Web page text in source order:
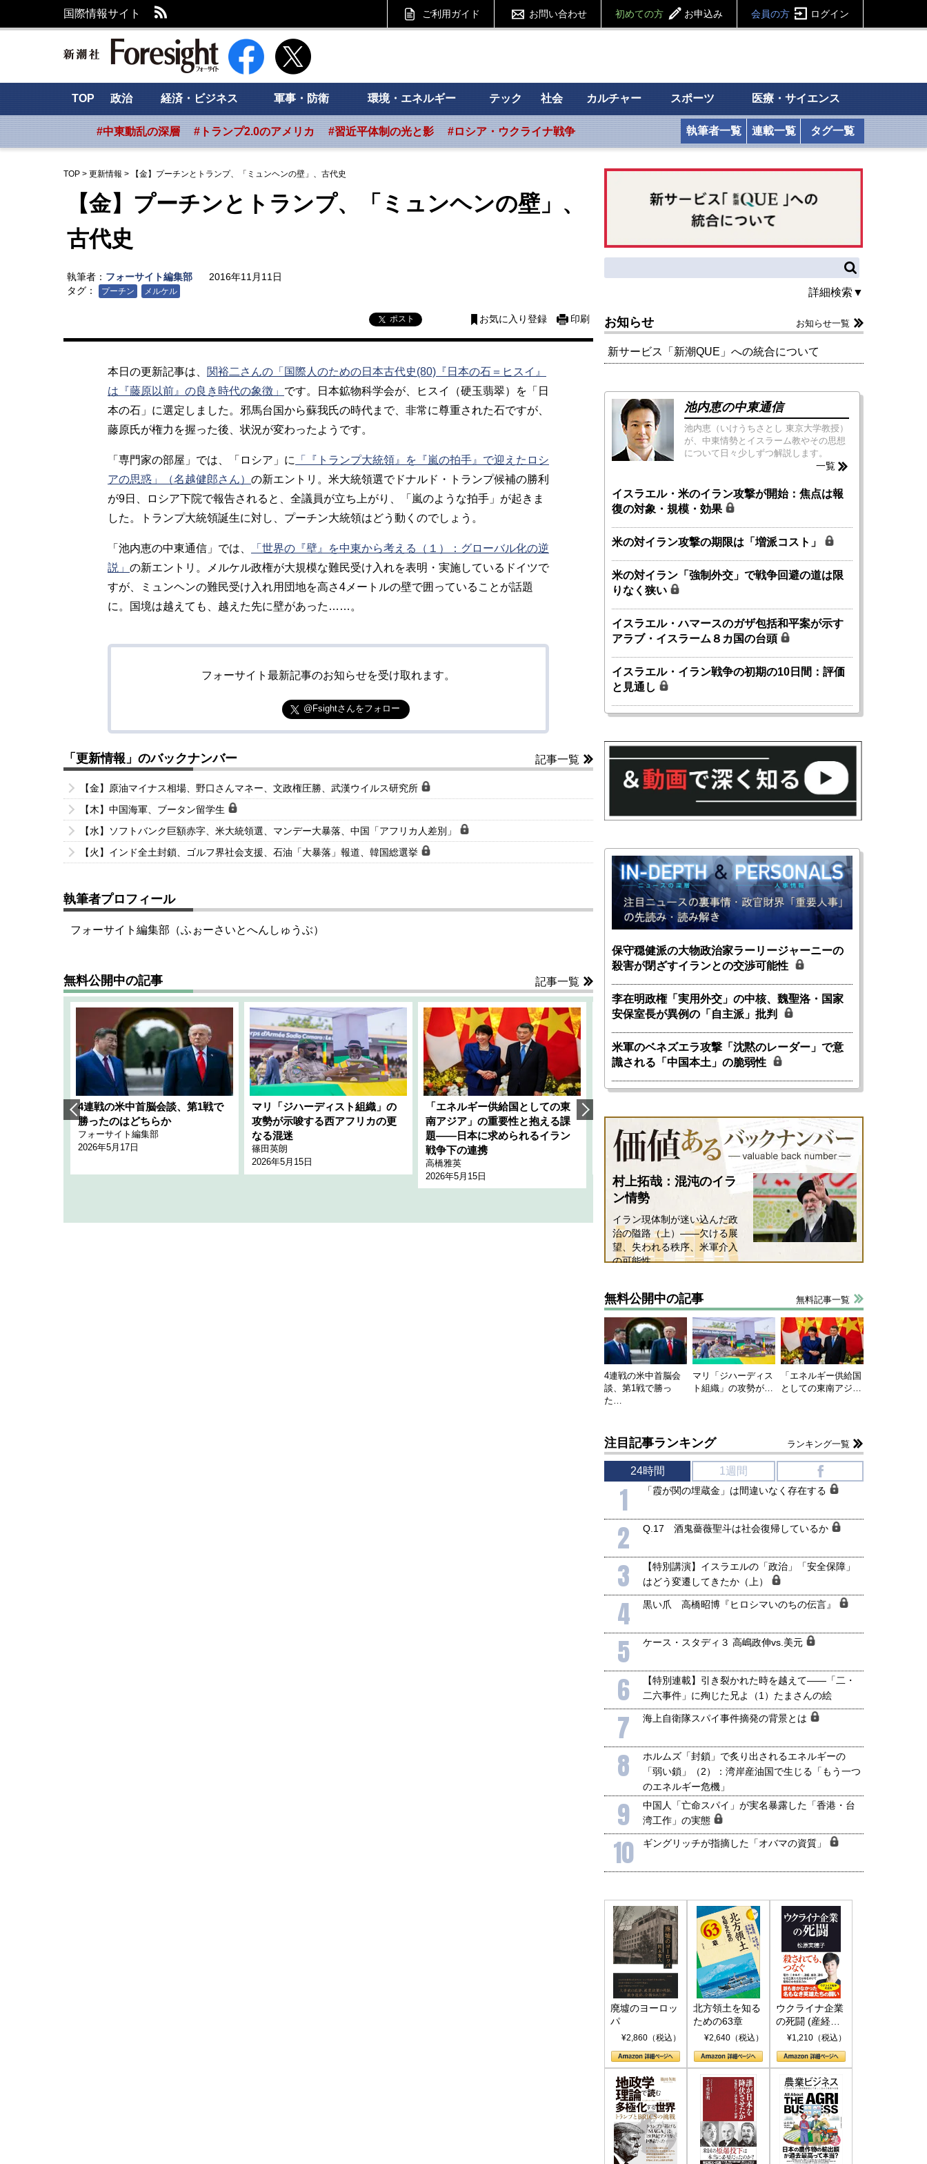
国際情報サイト ご利用ガイド お問い合わせ 初めての方 お申込み 会員の方 ログイン
新潮社 Foresight フォーサイト
TOP 政治 経済・ビジネス 軍事・防衛 環境・エネルギー テック 社会 カルチャー スポーツ 医療・サイエンス
#中東動乱の深層 #トランプ2.0のアメリカ #習近平体制の光と影 #ロシア・ウクライナ戦争 執筆者一覧 連載一覧 タグ一覧
TOP > 更新情報 > 【金】プーチンとトランプ、「ミュンヘンの壁」、古代史
【金】プーチンとトランプ、「ミュンヘンの壁」、
古代史
執筆者： フォーサイト編集部
2016年11月11日
タグ：
プーチン メルケル
ポスト お気に入り登録 印刷
本日の更新記事は、 関裕二さんの「国際人のための日本古代史(80)『日本の石＝ヒスイ』
は『藤原以前』の良き時代の象徴」 です。日本鉱物科学会が、ヒスイ（硬玉翡翠）を「日
本の石」に選定しました。邪馬台国から蘇我氏の時代まで、非常に尊重された石ですが、
藤原氏が権力を握った後、状況が変わったようです。
「専門家の部屋」では、「ロシア」に
「『トランプ大統領』を『嵐の拍手』で迎えたロシ
アの思惑」（名越健郎さん） の新エントリ。米大統領選でドナルド・トランプ候補の勝利
が9日、ロシア下院で報告されると、全議員が立ち上がり、「嵐のような拍手」が起きま
した。トランプ大統領誕生に対し、プーチン大統領はどう動くのでしょう。
「池内恵の中東通信」では、
「世界の『壁』を中東から考える（１）：グローバル化の逆
説」 の新エントリ。メルケル政権が大規模な難民受け入れを表明・実施しているドイツで
すが、ミュンヘンの難民受け入れ用団地を高さ4メートルの壁で囲っていることが話題
に。国境は越えても、越えた先に壁があった……。
フォーサイト最新記事のお知らせを受け取れます。
@Fsightさんをフォロー
「更新情報」のバックナンバー 記事一覧
【金】原油マイナス相場、野口さんマネー、文政権圧勝、武漢ウイルス研究所
【木】中国海軍、ブータン留学生
【水】ソフトバンク巨額赤字、米大統領選、マンデー大暴落、中国「アフリカ人差別」
【火】インド全土封鎖、ゴルフ界社会支援、石油「大暴落」報道、韓国総選挙
執筆者プロフィール
フォーサイト編集部（ふぉーさいとへんしゅうぶ）
無料公開中の記事 記事一覧
4連戦の米中首脳会談、第1戦で
勝ったのはどちらか
フォーサイト編集部
2026年5月17日
マリ「ジハーディスト組織」の
攻勢が示唆する西アフリカの更
なる混迷
篠田英朗
2026年5月15日
「エネルギー供給国としての東
南アジア」の重要性と抱える課
題――日本に求められるイラン
戦争下の連携
高橋雅英
2026年5月15日
1905年体制」における日米韓安
全保障協力の意味
千々和泰明
2026年5月15日
ネルギー転換が「中国依存」に
行き着くリスク
小山堅
2026年5月14日
詳細検索▼
お知らせ お知らせ一覧
新サービス「新潮QUE」への統合について
池内恵の中東通信
池内恵（いけうちさとし 東京大学教授）
が、中東情勢とイスラーム教やその思想
について日々少しずつ解説します。
一覧
イスラエル・米のイラン攻撃が開始：焦点は報
復の対象・規模・効果
米の対イラン攻撃の期限は「増派コスト」
米の対イラン「強制外交」で戦争回避の道は限
りなく狭い
イスラエル・ハマースのガザ包括和平案が示す
アラブ・イスラーム８カ国の台頭
イスラエル・イラン戦争の初期の10日間：評価
と見通し
保守穏健派の大物政治家ラーリージャーニーの
殺害が閉ざすイランとの交渉可能性
李在明政権「実用外交」の中核、魏聖洛・国家
安保室長が異例の「自主派」批判
米軍のベネズエラ攻撃「沈黙のレーダー」で意
識される「中国本土」の脆弱性
村上拓哉：混沌のイラ
ン情勢
イラン現体制が迷い込んだ政
治の隘路（上）――欠ける展
望、失われる秩序、米軍介入
の可能性
無料公開中の記事 無料記事一覧
4連戦の米中首脳会
談、第1戦で勝っ
た…
マリ「ジハーディス
ト組織」の攻勢が…
「エネルギー供給国
としての東南アジ…
注目記事ランキング ランキング一覧
24時間 1週間
1 「霞が関の埋蔵金」は間違いなく存在する
2 Q.17 酒鬼薔薇聖斗は社会復帰しているか
3
【特別講演】イスラエルの「政治」「安全保障」
はどう変遷してきたか（上）
4 黒い爪 高橋昭博『ヒロシマいのちの伝言』
5 ケース・スタディ３ 高嶋政伸vs.美元
6
【特別連載】引き裂かれた時を越えて――「二・
二六事件」に殉じた兄よ（1）たまさんの絵
7 海上自衛隊スパイ事件摘発の背景とは
8
ホルムズ「封鎖」で炙り出されるエネルギーの
「弱い鎖」（2）：湾岸産油国で生じる「もう一つ
のエネルギー危機」
9
中国人「亡命スパイ」が実名暴露した「香港・台
湾工作」の実態
10 ギングリッチが指摘した「オバマの資質」
廃墟のヨーロッ
パ
¥2,860（税込）
北方領土を知る
ための63章
¥2,640（税込）
ウクライナ企業
の死闘 (産経セ
レクト S 039)
¥1,210（税込）